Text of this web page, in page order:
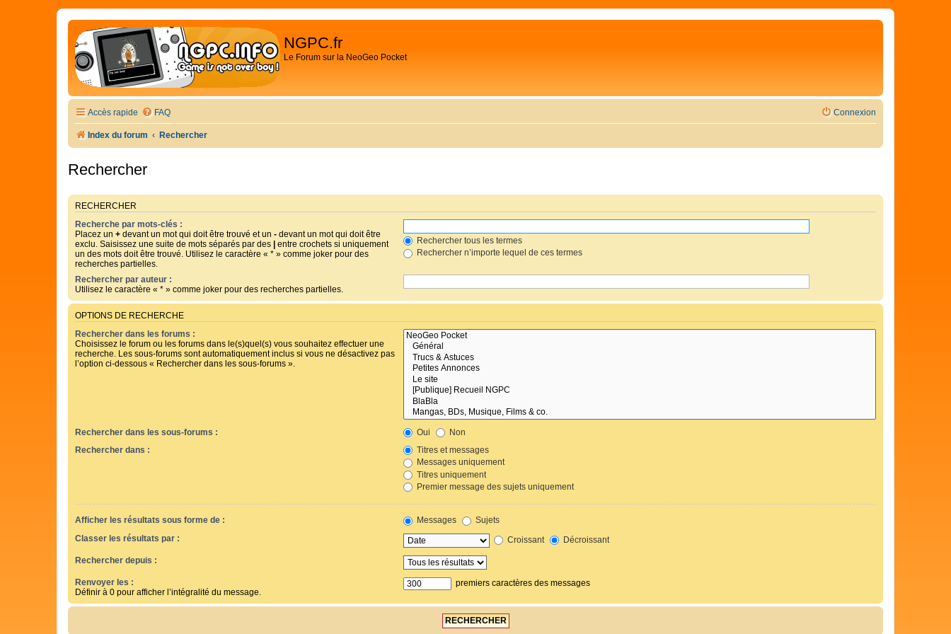
NGPC.fr
Le Forum sur la NeoGeo Pocket
Accès rapide FAQ Connexion
Index du forum Rechercher
Rechercher
RECHERCHER
Recherche par mots-clés :
Placez un + devant un mot qui doit être trouvé et un - devant un mot qui doit être
exclu. Saisissez une suite de mots séparés par des
entre crochets si uniquement
un des mots doit être trouvé. Utilisez le caractère « * » comme joker pour des
recherches partielles.
Rechercher tous les termes
Rechercher n’importe lequel de ces termes
Rechercher par auteur :
Utilisez le caractère « * » comme joker pour des recherches partielles.
OPTIONS DE RECHERCHE
Rechercher dans les forums :
Choisissez le forum ou les forums dans le(s)quel(s) vous souhaitez effectuer une
recherche. Les sous-forums sont automatiquement inclus si vous ne désactivez pas
l’option ci-dessous « Rechercher dans les sous-forums ».
Rechercher dans les sous-forums : Oui
Non
Rechercher dans :
Titres et messages
Messages uniquement
Titres uniquement
Premier message des sujets uniquement
Afficher les résultats sous forme de : Messages
Sujets
Classer les résultats par :
Croissant Décroissant
Rechercher depuis :
Renvoyer les :
Définir à 0 pour afficher l’intégralité du message.
premiers caractères des messages